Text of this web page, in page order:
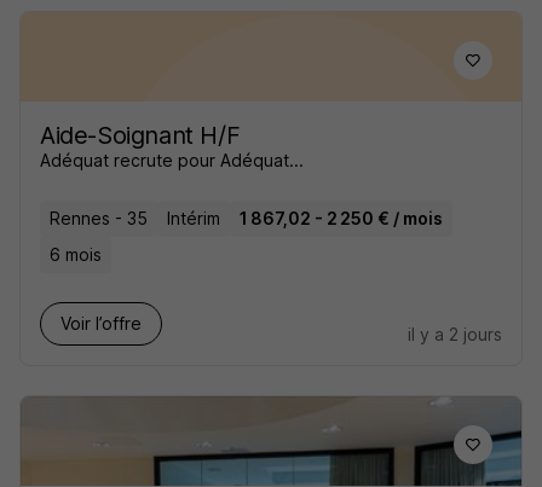
Aide-Soignant H/F
Adéquat recrute pour Adéquat...
Rennes - 35 Intérim
1 867,02 - 2 250 € / mois
6 mois
Voir l’offre
il y a 2 jours